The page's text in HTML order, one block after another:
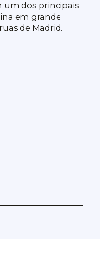
um dos principais
em grande
de Madrid.